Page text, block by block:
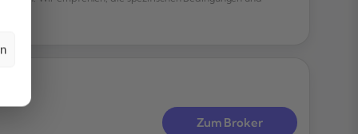
Zum Broker